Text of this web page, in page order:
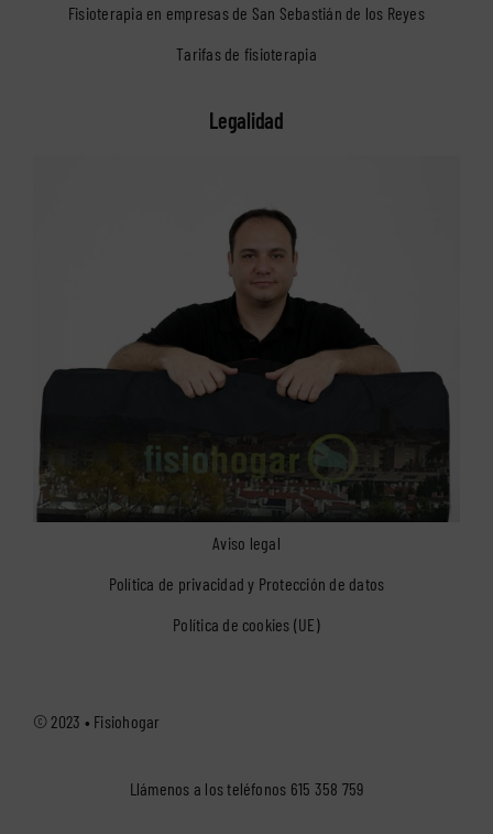
Fisioterapia en empresas de San Sebastián de los Reyes
Tarifas de fisioterapia
Legalidad
Aviso legal
Política de privacidad y Protección de datos
Política de cookies (UE)
© 2023 • Fisiohogar
Llámenos a los teléfonos 615 358 759